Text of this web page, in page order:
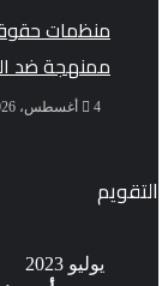
منظمات
ممنهجة ضد
4 أغسطس، 2026
التقويم
يوليو 2023